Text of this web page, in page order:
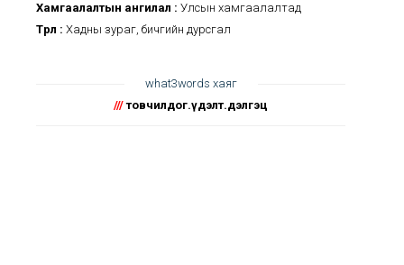
Хамгаалалтын ангилал : Улсын хамгаалалтад
Төрөл : Хадны зураг, бичгийн дурсгал
what3words хаяг
/// товчилдог.үдэлт.дэлгэц